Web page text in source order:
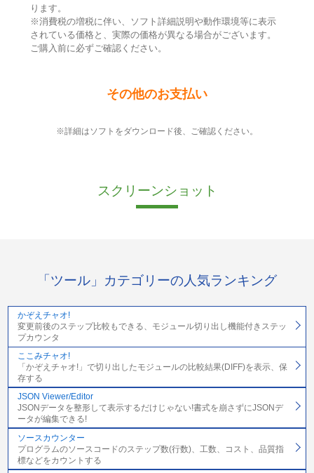
ります。
※消費税の増税に伴い、ソフト詳細説明や動作環境等に表示
されている価格と、実際の価格が異なる場合がございます。
ご購入前に必ずご確認ください。
その他のお支払い
※詳細はソフトをダウンロード後、ご確認ください。
スクリーンショット
「ツール」カテゴリーの人気ランキング
かぞえチャオ!
変更前後のステップ比較もできる、モジュール切り出し機能付きステッ
プカウンタ
ここみチャオ!
「かぞえチャオ!」で切り出したモジュールの比較結果(DIFF)を表示、保
存する
JSON Viewer/Editor
JSONデータを整形して表示するだけじゃない!書式を崩さずにJSONデ
ータが編集できる!
ソースカウンター
プログラムのソースコードのステップ数(行数)、工数、コスト、品質指
標などをカウントする